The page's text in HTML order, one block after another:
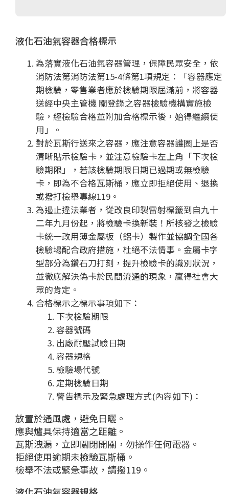
液化石油氣容器合格標示
為落實液化石油氣容器管理，保障民眾安全，依
消防法第消防法第15-4條第1項規定：「容器應定
期檢驗，零售業者應於檢驗期限屆滿前，將容器
送經中央主管機 關登錄之容器檢驗機構實施檢
驗，經檢驗合格並附加合格標示後，始得繼續使
用」。
對於瓦斯行送來之容器，應注意容器護圈上是否
清晰貼示檢驗卡，並注意檢驗卡左上角「下次檢
驗期限」，若該檢驗期限日期已過期或無檢驗
卡，即為不合格瓦斯桶，應立即拒絕使用、退換
或撥打檢舉專線119。
為遏止違法業者，從改良印製雷射標籤到自九十
二年九月份起，將檢驗卡換新裝！所核發之檢驗
卡統一改用薄金屬板（鋁卡）製作並協調全國各
檢驗場配合政府措施，杜絕不法情事。金屬卡字
型部分為鑽石刀打刻，提升檢驗卡的識別狀況，
並徹底解決偽卡於民間流通的現象，贏得社會大
眾的肯定。
合格標示之標示事項如下：
下次檢驗期限
容器號碼
出廠耐壓試驗日期
容器規格
檢驗場代號
定期檢驗日期
警告標示及緊急處理方式(內容如下)：
放置於通風處，避免日曬。
應與爐具保持適當之距離。
瓦斯洩漏，立即關閉開關，勿操作任何電器。
拒絕使用逾期未檢驗瓦斯桶。
檢舉不法或緊急事故，請撥119。
液化石油氣容器規格